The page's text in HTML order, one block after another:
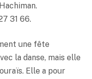
31 66.
une fête
la danse, mais elle
Elle a pour